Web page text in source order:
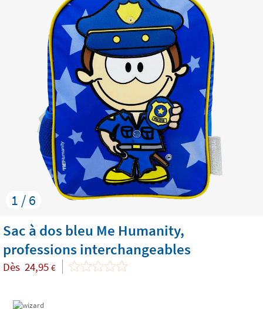
1 / 6
Sac à dos bleu Me Humanity,
professions interchangeables
Dès 24,95 €